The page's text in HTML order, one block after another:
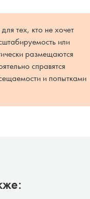
тех, кто не хочет
или
размещаются
справятся
и попытками